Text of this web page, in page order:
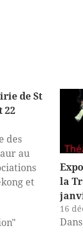
de St
22
des
au
et
21
20h30
la
16